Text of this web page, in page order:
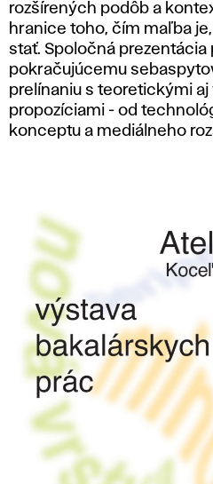
rozšírených podôb a
hranice toho, čím maľba
stať. Spoločná
pokračujúcemu
prelínaniu s teoretickými aj
propozíciami - od
konceptu a mediálneho